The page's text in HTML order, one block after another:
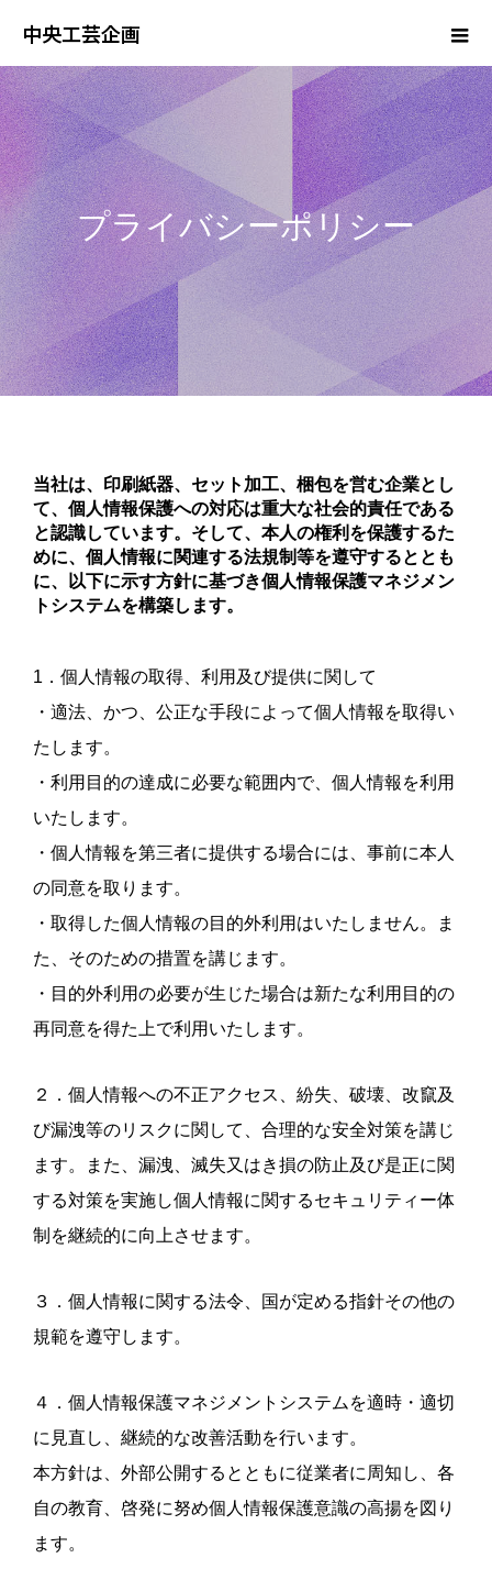
中央工芸企画
プライバシーポリシー
当社は、印刷紙器、セット加工、梱包を営む企業とし
て、個人情報保護への対応は重大な社会的責任である
と認識しています。そして、本人の権利を保護するた
めに、個人情報に関連する法規制等を遵守するととも
に、以下に示す方針に基づき個人情報保護マネジメン
トシステムを構築します。
1．個人情報の取得、利用及び提供に関して
・適法、かつ、公正な手段によって個人情報を取得い
たします。
・利用目的の達成に必要な範囲内で、個人情報を利用
いたします。
・個人情報を第三者に提供する場合には、事前に本人
の同意を取ります。
・取得した個人情報の目的外利用はいたしません。ま
た、そのための措置を講じます。
・目的外利用の必要が生じた場合は新たな利用目的の
再同意を得た上で利用いたします。
２．個人情報への不正アクセス、紛失、破壊、改竄及
び漏洩等のリスクに関して、合理的な安全対策を講じ
ます。また、漏洩、滅失又はき損の防止及び是正に関
する対策を実施し個人情報に関するセキュリティー体
制を継続的に向上させます。
３．個人情報に関する法令、国が定める指針その他の
規範を遵守します。
４．個人情報保護マネジメントシステムを適時・適切
に見直し、継続的な改善活動を行います。
本方針は、外部公開するとともに従業者に周知し、各
自の教育、啓発に努め個人情報保護意識の高揚を図り
ます。